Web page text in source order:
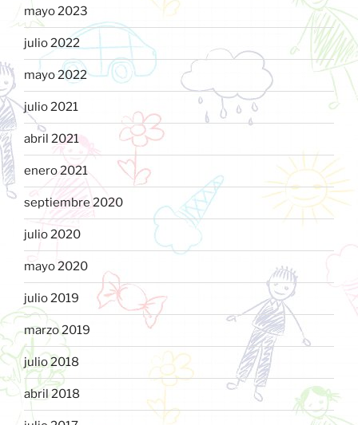
mayo 2023
julio 2022
mayo 2022
julio 2021
abril 2021
enero 2021
septiembre 2020
julio 2020
mayo 2020
julio 2019
marzo 2019
julio 2018
abril 2018